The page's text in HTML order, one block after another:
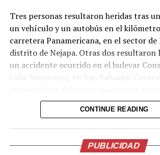
Comparte esto:
Facebook
Me gusta esto:
Tres personas resultaron heridas tras
un vehículo y un autobús en el
carretera Panamericana, en el sector de
distrito de Nejapa. Otras dos resultaron
un accidente ocurrido en el bulevar
calle Motocross, en San Salvador
uno en el kilómetro 17 de la
Flecha, San Martín), otro en el
misma vía (tramo Santa Ana-San
y un tercero en el bulevar del Ejército, en
CONTINUE READING
PUBLICIDAD